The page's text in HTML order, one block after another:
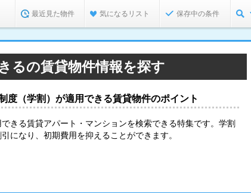
最近見た物件 気になるリスト 保存中の条件
るの賃貸物件情報を探す
度（学割）が適用できる賃貸物件のポイント
きる賃貸アパート・マンションを検索できる特集です。学割
になり、初期費用を抑えることができます。